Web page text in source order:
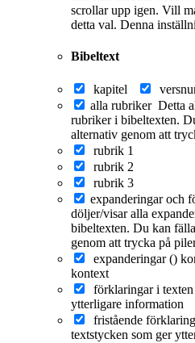
scrollar upp igen. Vill
detta val. Denna
Bibeltext
kapitel
alla rubriker Detta
rubriker i bibeltexten.
alternativ genom att
rubrik 1
rubrik 2
rubrik 3
expanderingar och
döljer/visar alla
bibeltexten. Du kan
genom att trycka på
expanderingar ()
kontext
förklaringar i
ytterligare information
fristående
textstycken som ger